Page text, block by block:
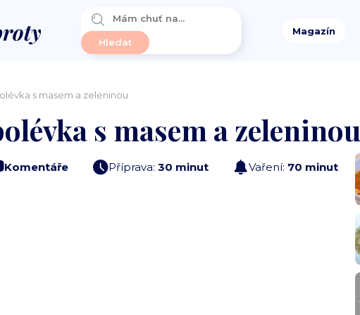
Magazín
s masem a zeleninou
s masem a zeleninou
Komentáře Příprava: 30 minut Vaření: 70 minut